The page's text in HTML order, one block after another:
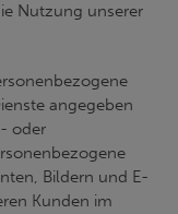
Nutzung unserer
angegeben
oder
Bildern und E-
Kunden im